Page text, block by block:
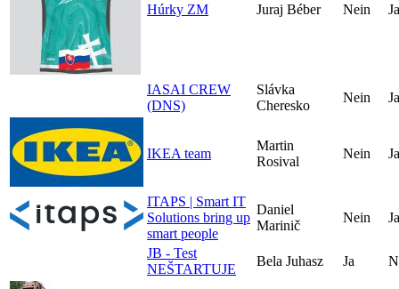
Húrky ZM Juraj Béber Nein Ja
IASAI CREW
(DNS)
Slávka
Cheresko
Nein Ja
IKEA team
Martin
Rosival
Nein Ja
ITAPS | Smart IT
Solutions bring up
smart people
Daniel
Marinič
Nein Ja
JB - Test
NEŠTARTUJE
Bela Juhasz Ja